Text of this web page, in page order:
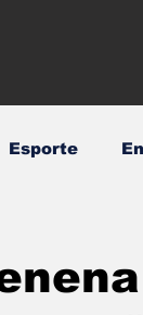
Esporte